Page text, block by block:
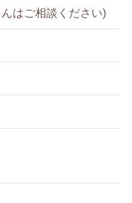
はご相談ください)